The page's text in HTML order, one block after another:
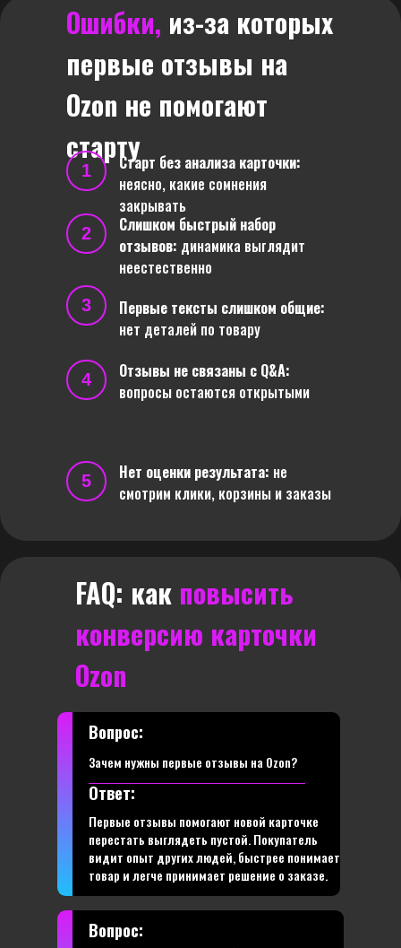
Ошибки, из-за которых
первые отзывы на
Ozon не помогают
старту
1
Старт без анализа карточки:
неясно, какие сомнения
закрывать
4
Отзывы не связаны с Q&A:
вопросы остаются открытыми
5 Нет оценки результата: не
смотрим клики, корзины и заказы
2
Слишком быстрый набор
отзывов: динамика выглядит
неестественно
3
Первые тексты слишком общие:
нет деталей по товару
FAQ: как повысить
конверсию карточки
Ozon
Первые отзывы помогают новой карточке
перестать выглядеть пустой. Покупатель
видит опыт других людей, быстрее понимает
товар и легче принимает решение о заказе.
Зачем нужны первые отзывы на Ozon?
Вопрос:
Ответ:
Вопрос: